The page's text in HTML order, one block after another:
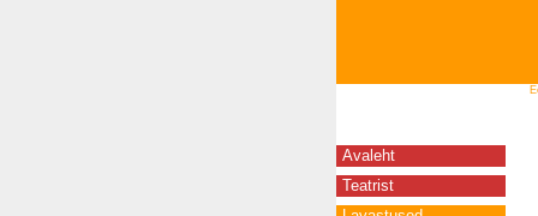
Avaleht
Teatrist